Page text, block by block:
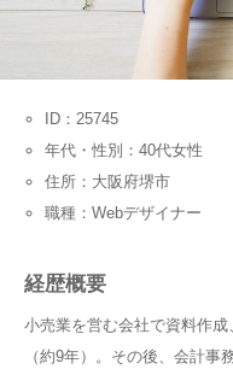
ID：25745
年代・性別：40代女性
住所：大阪府堺市
職種：Webデザイナー
経歴概要
小売業を営む会社で資料作
（約9年）。その後、会計